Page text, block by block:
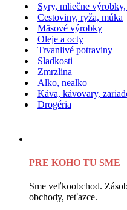
Syry, mliečne
Cestoviny, ryža, múka
Mäsové výrobky
Oleje a octy
Trvanlivé potraviny
Sladkosti
Zmrzlina
Alko, nealko
Káva, kávovary,
Drogéria
PRE KOHO TU SME
Sme veľkoobchod.
obchody, reťazce.